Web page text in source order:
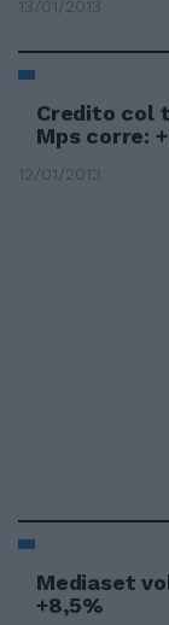
13/01/2013
Credito col
Mps corre:
12/01/2013
Mediaset
+8,5%